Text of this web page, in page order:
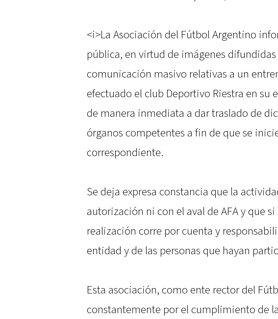
<i>La Asociación del Fútbol Argentino
pública, en virtud de imágenes
comunicación masivo relativas a un
efectuado el club Deportivo Riestra en su
de manera inmediata a dar traslado de
órganos competentes a fin de que se
correspondiente.
Se deja expresa constancia que la
autorización ni con el aval de AFA y que
realización corre por cuenta y
entidad y de las personas que hayan
Esta asociación, como ente rector del
constantemente por el cumplimiento de